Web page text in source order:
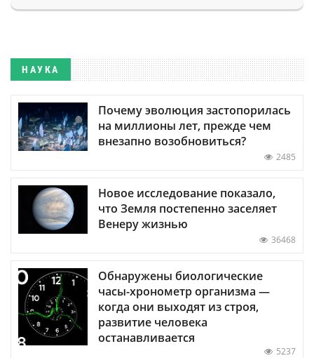
НАУКА
Почему эволюция застопорилась
на миллионы лет, прежде чем
внезапно возобновиться?
2485
Новое исследование показало,
что Земля постепенно заселяет
Венеру жизнью
36468
Обнаружены биологические
часы-хронометр организма —
когда они выходят из строя,
развитие человека
останавливается
5237